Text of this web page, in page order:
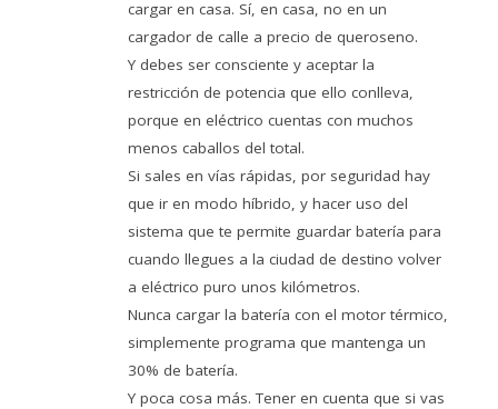
cargar en casa. Sí, en casa, no en un
cargador de calle a precio de queroseno.
Y debes ser consciente y aceptar la
restricción de potencia que ello conlleva,
porque en eléctrico cuentas con muchos
menos caballos del total.
Si sales en vías rápidas, por seguridad hay
que ir en modo híbrido, y hacer uso del
sistema que te permite guardar batería para
cuando llegues a la ciudad de destino volver
a eléctrico puro unos kilómetros.
Nunca cargar la batería con el motor térmico,
simplemente programa que mantenga un
30% de batería.
Y poca cosa más. Tener en cuenta que si vas